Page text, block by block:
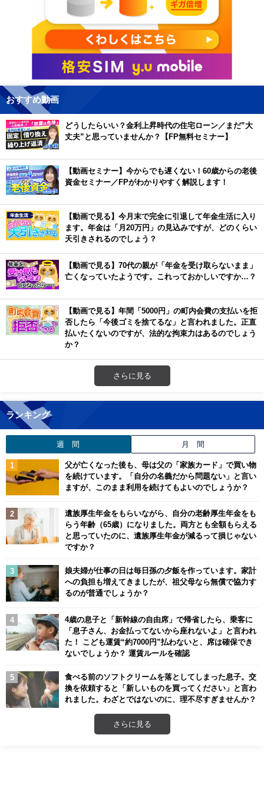
おすすめ動画
どうしたらいい？金利上昇時代の住宅ローン／まだ”大
丈夫”と思っていませんか？【FP無料セミナー】
【動画セミナー】今からでも遅くない！60歳からの老後
資金セミナー／FPがわかりやすく解説します！
【動画で見る】今月末で完全に引退して年金生活に入り
ます。年金は「月20万円」の見込みですが、どのくらい
天引きされるのでしょう？
【動画で見る】70代の親が「年金を受け取らないまま」
亡くなっていたようです。これっておかしいですか…？
【動画で見る】年間「5000円」の町内会費の支払いを拒
否したら「今後ゴミを捨てるな」と言われました。正直
払いたくないのですが、法的な拘束力はあるのでしょう
か？
さらに見る
ランキング
週 間 月 間
父が亡くなった後も、母は父の「家族カード」で買い物
を続けています。「自分の名義だから問題ない」と言い
ますが、このまま利用を続けてもよいのでしょうか？
遺族厚生年金をもらいながら、自分の老齢厚生年金をも
らう年齢（65歳）になりました。両方とも全額もらえる
と思っていたのに、遺族厚生年金が減るって損じゃない
ですか？
娘夫婦が仕事の日は毎日孫の夕飯を作っています。家計
への負担も増えてきましたが、祖父母なら無償で協力す
るのが普通でしょうか？
4歳の息子と「新幹線の自由席」で帰省したら、乗客に
「息子さん、お金払ってないから座れないよ」と言われ
た！ こども運賃“約7000円”払わないと、席は確保でき
ないでしょうか？ 運賃ルールを確認
食べる前のソフトクリームを落としてしまった息子。交
換を依頼すると「新しいものを買ってください」と言わ
れました。わざとではないのに、理不尽すぎませんか？
さらに見る